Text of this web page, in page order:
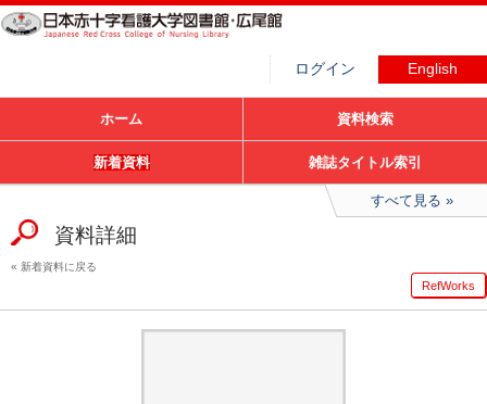
ログイン English
ホーム 資料検索
新着資料 雑誌タイトル索引
すべて見る
資料詳細
新着資料に戻る
RefWorks